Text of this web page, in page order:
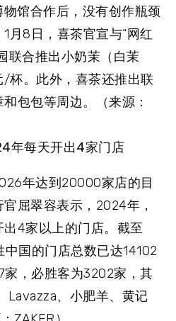
馆合作后，没有创作瓶颈
月8日，喜茶官宣与“网红
联合推出小奶茉（白茉
杯。此外，喜茶还推出联
包包等周边。（来源：
年每天开出4家门店
年达到20000家店的目
屈翠容表示，2024年，
4家以上的门店。截至
国的门店总数已达14102
家，必胜客为3202家，其
Lavazza、小肥羊、黄记